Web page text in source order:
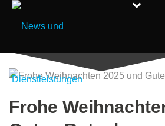
Frohe